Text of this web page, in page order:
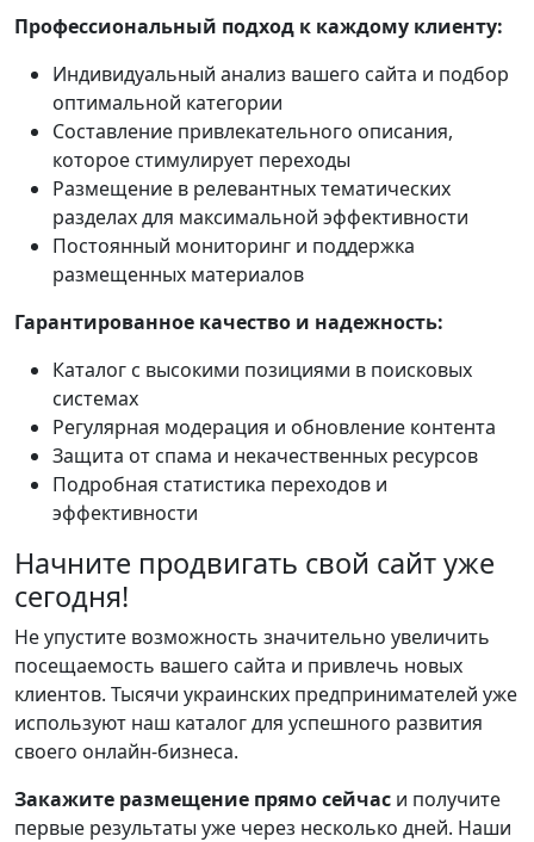
Профессиональный подход к каждому клиенту:
Индивидуальный анализ вашего сайта и подбор
оптимальной категории
Составление привлекательного описания,
которое стимулирует переходы
Размещение в релевантных тематических
разделах для максимальной эффективности
Постоянный мониторинг и поддержка
размещенных материалов
Гарантированное качество и надежность:
Каталог с высокими позициями в поисковых
системах
Регулярная модерация и обновление контента
Защита от спама и некачественных ресурсов
Подробная статистика переходов и
эффективности
Начните продвигать свой сайт уже
сегодня!
Не упустите возможность значительно увеличить
посещаемость вашего сайта и привлечь новых
клиентов. Тысячи украинских предпринимателей уже
используют наш каталог для успешного развития
своего онлайн-бизнеса.
Закажите размещение прямо сейчас и получите
первые результаты уже через несколько дней. Наши